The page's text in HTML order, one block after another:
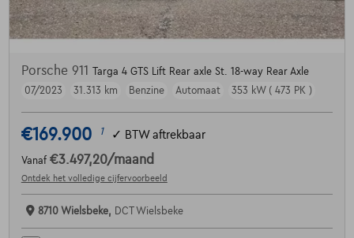
Porsche 911
Targa 4 GTS Lift Rear axle St. 18-way Rear Axle
07/2023
31.313 km Benzine Automaat 353 kW ( 473 PK )
€169.900 1 ✓ BTW aftrekbaar
Vanaf €3.497,20/maand
Ontdek het volledige cijfervoorbeeld
8710 Wielsbeke, DCT Wielsbeke